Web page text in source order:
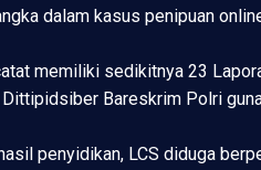
dalam kasus penipuan
memiliki sedikitnya 23
Bareskrim Polri
penyidikan, LCS diduga